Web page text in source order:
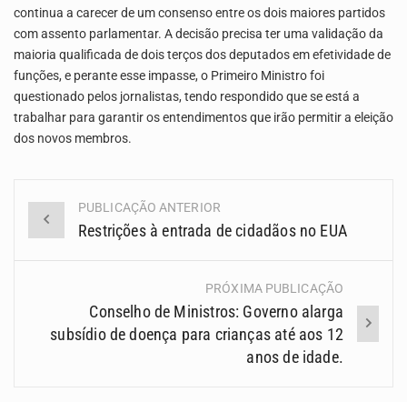
continua a carecer de um consenso entre os dois maiores partidos
com assento parlamentar. A decisão precisa ter uma validação da
maioria qualificada de dois terços dos deputados em efetividade de
funções, e perante esse impasse, o Primeiro Ministro foi
questionado pelos jornalistas, tendo respondido que se está a
trabalhar para garantir os entendimentos que irão permitir a eleição
dos novos membros.
Navegação
PUBLICAÇÃO ANTERIOR
Restrições à entrada de cidadãos no EUA
PRÓXIMA PUBLICAÇÃO
Conselho de Ministros: Governo alarga
subsídio de doença para crianças até aos 12
anos de idade.